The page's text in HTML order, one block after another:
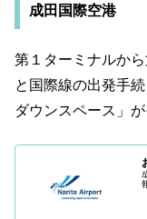
成田国際空港
第１ターミナルか
と国際線の出発手
ダウンスペース」